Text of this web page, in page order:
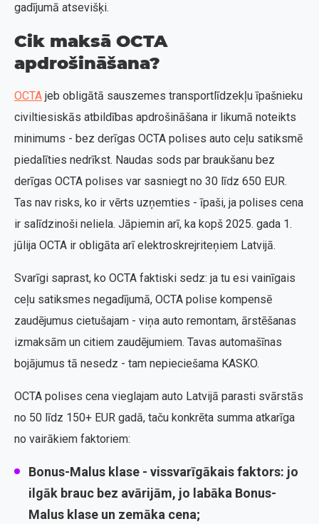
gadījumā atsevišķi.
Cik maksā OCTA
apdrošināšana?
OCTA jeb obligātā sauszemes transportlīdzekļu īpašnieku
civiltiesiskās atbildības apdrošināšana ir likumā noteikts
minimums - bez derīgas OCTA polises auto ceļu satiksmē
piedalīties nedrīkst. Naudas sods par braukšanu bez
derīgas OCTA polises var sasniegt no 30 līdz 650 EUR.
Tas nav risks, ko ir vērts uzņemties - īpaši, ja polises cena
ir salīdzinoši neliela. Jāpiemin arī, ka kopš 2025. gada 1.
jūlija OCTA ir obligāta arī elektroskrejriteņiem Latvijā.
Svarīgi saprast, ko OCTA faktiski sedz: ja tu esi vainīgais
ceļu satiksmes negadījumā, OCTA polise kompensē
zaudējumus cietušajam - viņa auto remontam, ārstēšanas
izmaksām un citiem zaudējumiem. Tavas automašīnas
bojājumus tā nesedz - tam nepieciešama KASKO.
OCTA polises cena vieglajam auto Latvijā parasti svārstās
no 50 līdz 150+ EUR gadā, taču konkrēta summa atkarīga
no vairākiem faktoriem:
Bonus-Malus klase - vissvarīgākais faktors: jo
ilgāk brauc bez avārijām, jo labāka Bonus-
Malus klase un zemāka cena;